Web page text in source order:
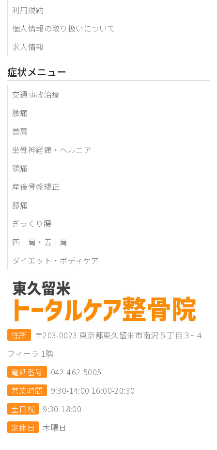
利用規約
個人情報の取り扱いについて
求人情報
症状メニュー
交通事故治療
腰痛
首肩
坐骨神経痛・ヘルニア
頭痛
産後骨盤矯正
膝痛
ぎっくり腰
四十肩・五十肩
ダイエット・ボディケア
住所
〒203-0023 東京都東久留米市南沢５丁目３−４
フィーラ 1階
電話番号
042-462-5005
営業時間
9:30-14:00 16:00-20:30
土日祝
9:30-18:00
定休日
木曜日